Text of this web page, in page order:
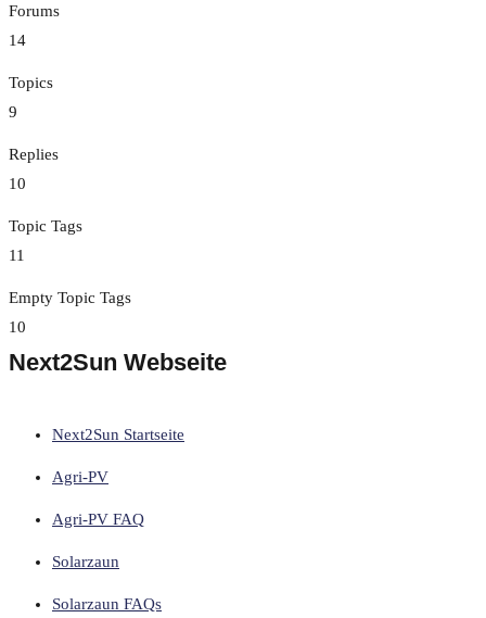
Forums
14
Topics
9
Replies
10
Topic Tags
11
Empty Topic Tags
10
Next2Sun Webseite
Next2Sun Startseite
Agri-PV
Agri-PV FAQ
Solarzaun
Solarzaun FAQs